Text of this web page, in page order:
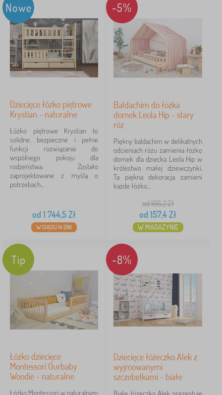
Nowe
Dziecięce łóżko piętrowe
Krystian - naturalne
Łóżko piętrowe Krystian to
solidne, bezpieczne i pełne
funkcji rozwiązanie do
wspólnego pokoju dla
rodzeństwa. Zostało
zaprojektowane z myślą o
potrzebach...
od 1 744,5Zł
W CIĄGU 14 DNI
-5%
Baldachim do łóżka
domek Leola Hip - stary
róż
Piękny baldachim w delikatnych
odcieniach różu zamienia łóżko
domek dla dziecka Leola Hip w
królestwo małej dziewczynki.
Ta piękna dekoracja zamieni
każde łóżko...
od 166,2Zł
od 157,4Zł
W MAGAZYNIE
Tip
Łóżko dziecięce
Montessori Ourbaby
Woodie - naturalne
Łóżko Montessori w naturalnym
-8%
Dziecięce łóżeczko Alek z
wyjmowanymi
szczebelkami - białe